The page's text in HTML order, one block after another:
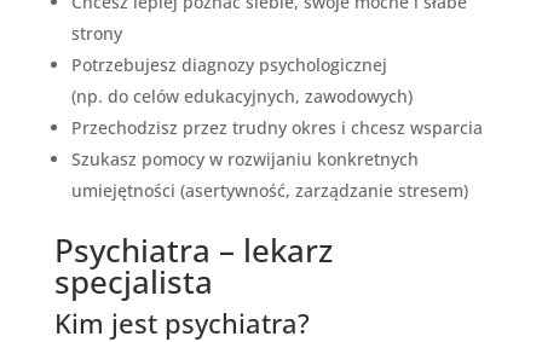
strony
Potrzebujesz diagnozy psychologicznej
(np. do celów edukacyjnych, zawodowych)
Przechodzisz przez trudny okres i chcesz wsparcia
Szukasz pomocy w rozwijaniu konkretnych
umiejętności (asertywność, zarządzanie stresem)
Psychiatra – lekarz
specjalista
Kim jest psychiatra?